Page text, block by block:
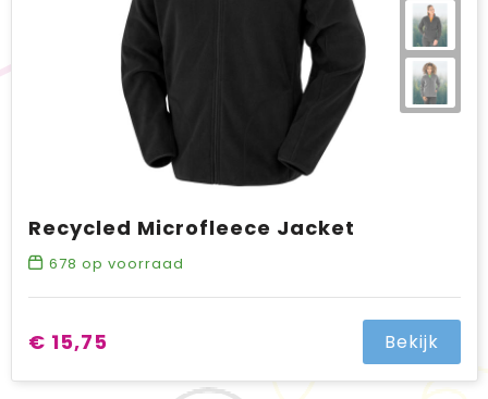
Recycled Microfleece Jacket
678 op voorraad
€ 15,75 Bekijk